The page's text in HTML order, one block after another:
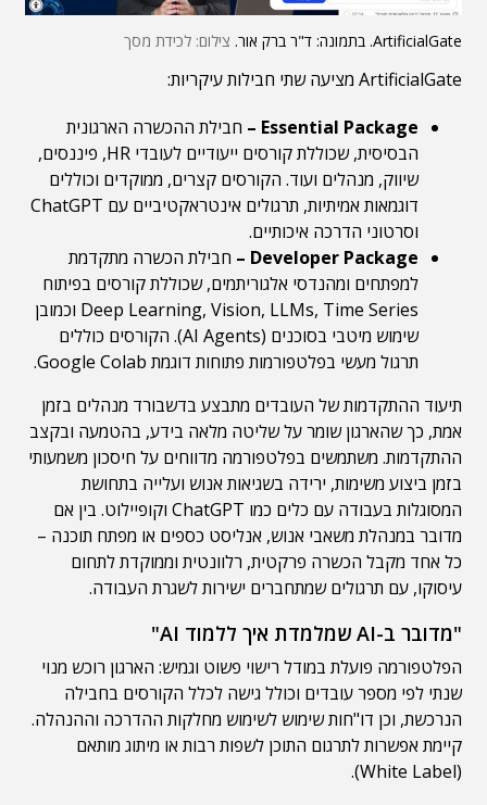
ArtificialGate. בתמונה: ד"ר ברק אור. צילום: לכידת מסך
ArtificialGate מציעה שתי חבילות עיקריות:
Essential Package –
חבילת ההכשרה הארגונית
הבסיסית, שכוללת קורסים ייעודיים לעובדי HR, פיננסים,
שיווק, מנהלים ועוד. הקורסים קצרים, ממוקדים וכוללים
דוגמאות אמיתיות, תרגולים אינטראקטיביים עם ChatGPT
וסרטוני הדרכה איכותיים.
Developer Package –
חבילת הכשרה מתקדמת
למפתחים ומהנדסי אלגוריתמים, שכוללת קורסים בפיתוח
Deep Learning, Vision, LLMs, Time Series וכמובן
שימוש מיטבי בסוכנים (AI Agents). הקורסים כוללים
תרגול מעשי בפלטפורמות פתוחות דוגמת Google Colab.
תיעוד ההתקדמות של העובדים מתבצע בדשבורד מנהלים בזמן
אמת, כך שהארגון שומר על שליטה מלאה בידע, בהטמעה ובקצב
ההתקדמות. משתמשים בפלטפורמה מדווחים על חיסכון משמעותי
בזמן ביצוע משימות, ירידה בשגיאות אנוש ועלייה בתחושת
המסוגלות בעבודה עם כלים כמו ChatGPT וקופיילוט. בין אם
מדובר במנהלת משאבי אנוש, אנליסט כספים או מפתח תוכנה –
כל אחד מקבל הכשרה פרקטית, רלוונטית וממוקדת לתחום
עיסוקו, עם תרגולים שמתחברים ישירות לשגרת העבודה.
"מדובר ב-AI שמלמדת איך ללמוד AI"
הפלטפורמה פועלת במודל רישוי פשוט וגמיש: הארגון רוכש מנוי
שנתי לפי מספר עובדים וכולל גישה לכלל הקורסים בחבילה
הנרכשת, וכן דו"חות שימוש לשימוש מחלקות ההדרכה וההנהלה.
קיימת אפשרות לתרגום התוכן לשפות רבות או מיתוג מותאם
(White Label).